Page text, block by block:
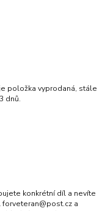
položka vyprodaná, stále
dnů.
konkrétní díl a nevíte
forveteran@post.cz a